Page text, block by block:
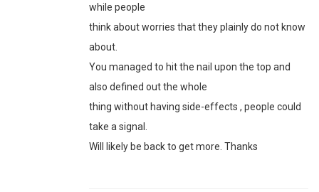
while people
think about worries that they plainly do not know
about.
You managed to hit the nail upon the top and
also defined out the whole
thing without having side-effects , people could
take a signal.
Will likely be back to get more. Thanks